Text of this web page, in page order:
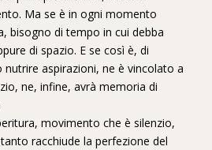
Ma se è in ogni momento
bisogno di tempo in cui debba
di spazio. E se così è, di
nutrire aspirazioni, ne è vincolato a
ne, infine, avrà memoria di
movimento che è silenzio,
racchiude la perfezione del